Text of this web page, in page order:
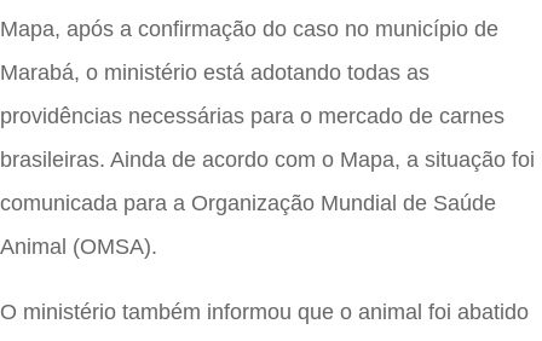
Mapa, após a confirmação do caso no município de
Marabá, o ministério está adotando todas as
providências necessárias para o mercado de carnes
brasileiras. Ainda de acordo com o Mapa, a situação foi
comunicada para a Organização Mundial de Saúde
Animal (OMSA).
O ministério também informou que o animal foi abatido